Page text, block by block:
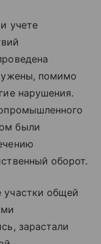
учете
помимо
нарушения.
были
оборот.
участки общей
зарастали